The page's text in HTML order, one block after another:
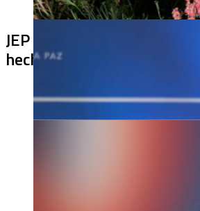
JEP imputa a 27
hechos